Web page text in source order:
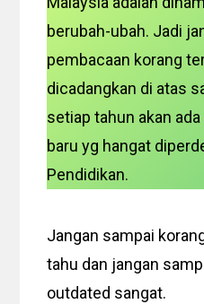
berubah-ubah. Jadi
pembacaan korang
dicadangkan di atas
setiap tahun akan
baru yg hangat
Pendidikan.
Jangan sampai
tahu dan jangan
outdated sangat.